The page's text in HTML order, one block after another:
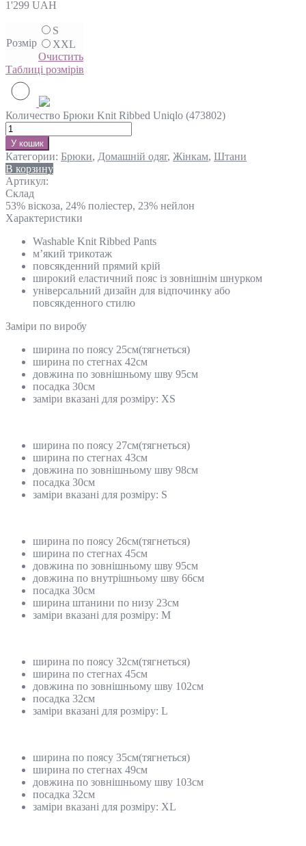
1'299 UAH
Розмір
S
XXL
Очистить
Таблиці розмірів
Количество Брюки Knit Ribbed Uniqlo (473802)
У кошик
Категории: Брюки, Домашній одяг, Жінкам, Штани
В корзину
Артикул:
Склад
53% віскоза, 24% поліестер, 23% нейлон
Характеристики
Washable Knit Ribbed Pants
м’який трикотаж
повсякденний прямий крій
широкий еластичний пояс із зовнішнім шнурком
універсальний дизайн для відпочинку або
повсякденного стилю
Замiри по виробу
ширина по поясу 25см(тягнеться)
ширина по стегнах 42см
довжина по зовнішньому шву 95см
посадка 30см
заміри вказані для розміру: ХS
ширина по поясу 27см(тягнеться)
ширина по стегнах 43см
довжина по зовнішньому шву 98см
посадка 30см
заміри вказані для розміру: S
ширина по поясу 26см(тягнеться)
ширина по стегнах 45см
довжина по зовнішньому шву 95см
довжина по внутрішньому шву 66см
посадка 30см
ширина штанини по низу 23см
заміри вказані для розміру: М
ширина по поясу 32см(тягнеться)
ширина по стегнах 45см
довжина по зовнішньому шву 102см
посадка 32см
заміри вказані для розміру: L
ширина по поясу 35см(тягнеться)
ширина по стегнах 49см
довжина по зовнішньому шву 103см
посадка 32см
заміри вказані для розміру: ХL